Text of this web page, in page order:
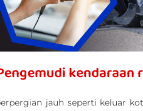
kendaraan
jauh seperti keluar